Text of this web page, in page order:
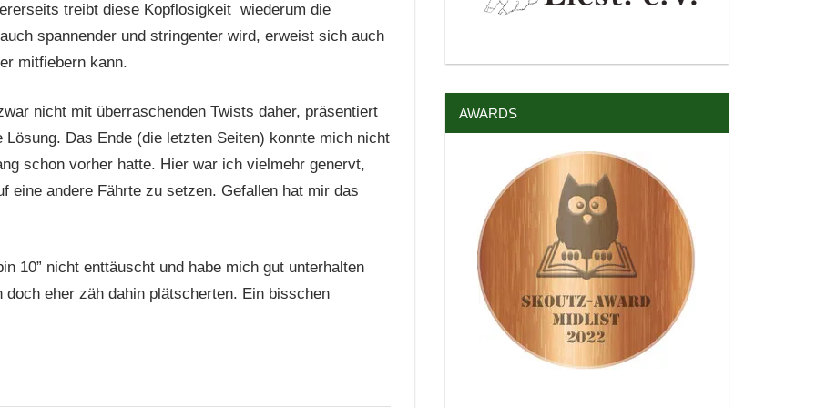
treibt diese Kopflosigkeit wiederum die
spannender und stringenter wird, erweist sich auch
mitfiebern kann.
nicht mit überraschenden Twists daher, präsentiert
Das Ende (die letzten Seiten) konnte mich nicht
schon vorher hatte. Hier war ich vielmehr genervt,
eine andere Fährte zu setzen. Gefallen hat mir das
10” nicht enttäuscht und habe mich gut unterhalten
eher zäh dahin plätscherten. Ein bisschen
AWARDS